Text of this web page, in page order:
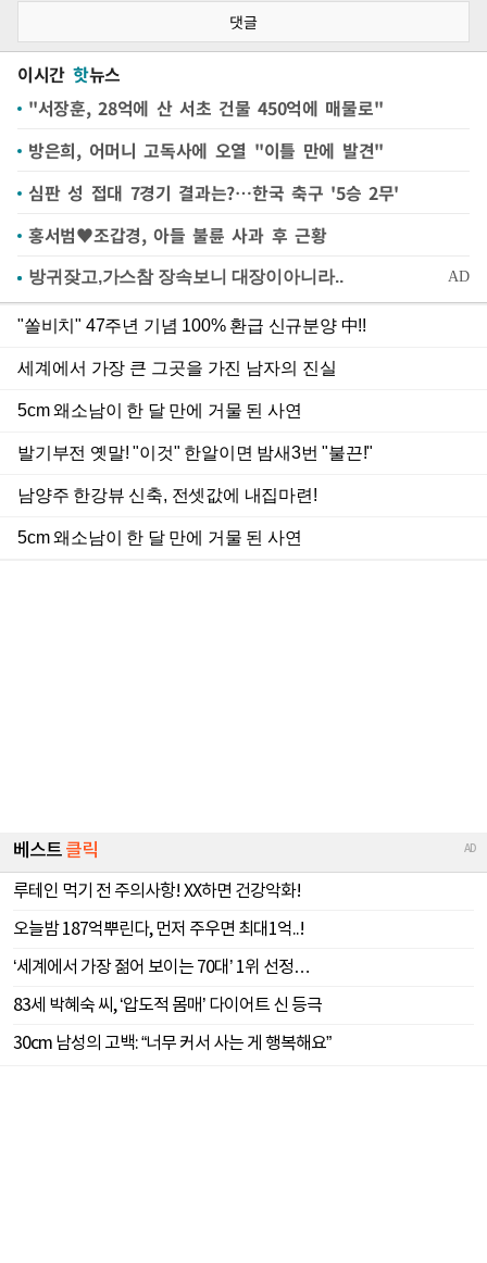
댓글
이시간 핫뉴스
"서장훈, 28억에 산 서초 건물 450억에 매물로"
방은희, 어머니 고독사에 오열 "이틀 만에 발견"
심판 성 접대 7경기 결과는?…한국 축구 '5승 2무'
홍서범♥조갑경, 아들 불륜 사과 후 근황